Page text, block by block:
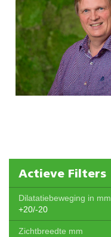
Actieve Filters
Dilatatiebeweging in mm
+20/-20
Zichtbreedte mm